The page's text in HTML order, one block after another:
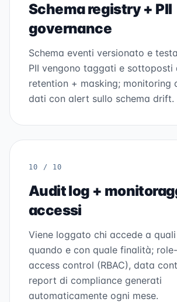
Schema registry + PII
governance
Schema eventi versionato e
PII vengono taggati e sottoposti
retention + masking; monitoring
dati con alert sullo schema drift.
10 / 10
Audit log +
accessi
Viene loggato chi accede a
quando e con quale finalità;
access control (RBAC), data
report di compliance generati
automaticamente ogni mese.